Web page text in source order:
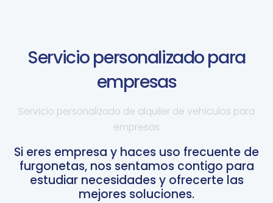
Servicio personalizado para
empresas
Servicio personalizado de alquiler de vehículos para
empresas
Si eres empresa y haces uso frecuente de
furgonetas, nos sentamos contigo para
estudiar necesidades y ofrecerte las
mejores soluciones.